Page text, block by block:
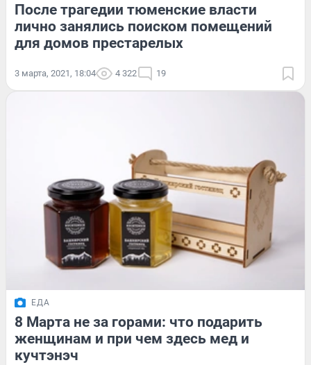
После трагедии тюменские власти
лично занялись поиском помещений
для домов престарелых
3 марта, 2021, 18:04 4 322 19
ЕДА
8 Марта не за горами: что подарить
женщинам и при чем здесь мед и
кучтэнэч